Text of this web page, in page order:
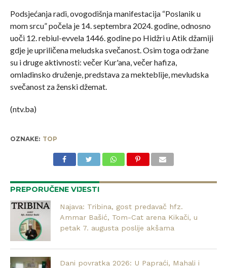
Podsjećanja radi, ovogodišnja manifestacija “Poslanik u
mom srcu” počela je 14. septembra 2024. godine, odnosno
uoči 12. rebiul-evvela 1446. godine po Hidžri u Atik džamiji
gdje je upriličena meludska svečanost. Osim toga održane
su i druge aktivnosti: večer Kur'ana, večer hafiza,
omladinsko druženje, predstava za mekteblije, mevludska
svečanost za ženski džemat.
(ntv.ba)
OZNAKE: TOP
PREPORUČENE VIJESTI
Najava: Tribina, gost predavač hfz.
Ammar Bašić, Tom-Cat arena Kikači, u
petak 7. augusta poslije akšama
Dani povratka 2026: U Papraći, Mahali i